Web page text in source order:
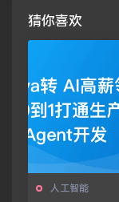
猜你喜欢
人工智能